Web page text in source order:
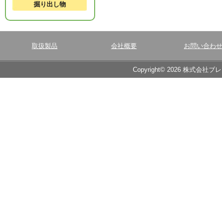
掘り出し物
取扱製品 会社概要 お問い合わせ
Copyright© 2026 株式会社ブ